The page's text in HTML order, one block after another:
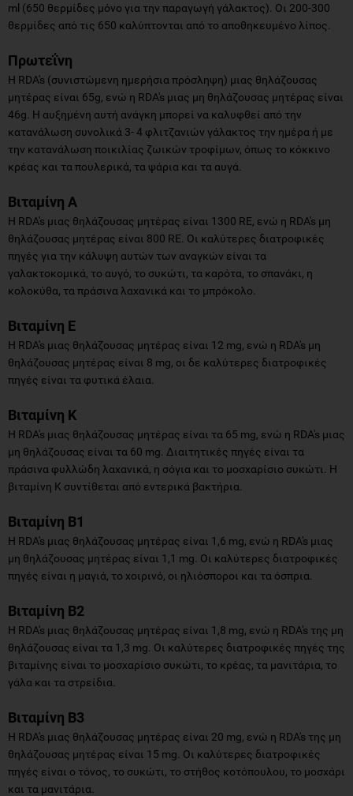
ml (650 θερμίδες μόνο για την παραγωγή γάλακτος). Οι 200-300
θερμίδες από τις 650 καλύπτονται από το αποθηκευμένο λίπος.
Πρωτεΐνη
Η RDA's (συνιστώμενη ημερήσια πρόσληψη) μιας θηλάζουσας
μητέρας είναι 65g, ενώ η RDA's μιας μη θηλάζουσας μητέρας είναι
46g. Η αυξημένη αυτή ανάγκη μπορεί να καλυφθεί από την
κατανάλωση συνολικά 3- 4 φλιτζανιών γάλακτος την ημέρα ή με
την κατανάλωση ποικιλίας ζωικών τροφίμων, όπως το κόκκινο
κρέας και τα πουλερικά, τα ψάρια και τα αυγά.
Βιταμίνη Α
Η RDA's μιας θηλάζουσας μητέρας είναι 1300 RE, ενώ η RDA's μη
θηλάζουσας μητέρας είναι 800 RE. Οι καλύτερες διατροφικές
πηγές για την κάλυψη αυτών των αναγκών είναι τα
γαλακτοκομικά, το αυγό, το συκώτι, τα καρότα, το σπανάκι, η
κολοκύθα, τα πράσινα λαχανικά και το μπρόκολο.
Βιταμίνη E
Η RDA's μιας θηλάζουσας μητέρας είναι 12 mg, ενώ η RDA's μη
θηλάζουσας μητέρας είναι 8 mg, οι δε καλύτερες διατροφικές
πηγές είναι τα φυτικά έλαια.
Βιταμίνη K
Η RDA's μιας θηλάζουσας μητέρας είναι τα 65 mg, ενώ η RDA's μιας
μη θηλάζουσας είναι τα 60 mg. Διαιτητικές πηγές είναι τα
πράσινα φυλλώδη λαχανικά, η σόγια και το μοσχαρίσιο συκώτι. Η
βιταμίνη Κ συντίθεται από εντερικά βακτήρια.
Βιταμίνη Β1
Η RDA's μιας θηλάζουσας μητέρας είναι 1,6 mg, ενώ η RDA's μιας
μη θηλάζουσας μητέρας είναι 1,1 mg. Οι καλύτερες διατροφικές
πηγές είναι η μαγιά, το χοιρινό, οι ηλιόσποροι και τα όσπρια.
Βιταμίνη Β2
Η RDA's μιας θηλάζουσας μητέρας είναι 1,8 mg, ενώ η RDA's της μη
θηλάζουσας είναι τα 1,3 mg. Οι καλύτερες διατροφικές πηγές της
βιταμίνης είναι το μοσχαρίσιο συκώτι, το κρέας, τα μανιτάρια, το
γάλα και τα στρείδια.
Βιταμίνη Β3
Η RDA's μιας θηλάζουσας μητέρας είναι 20 mg, ενώ η RDA's της μη
θηλάζουσας μητέρας είναι 15 mg. Οι καλύτερες διατροφικές
πηγές είναι ο τόνος, το συκώτι, το στήθος κοτόπουλου, το μοσχάρι
και τα μανιτάρια.